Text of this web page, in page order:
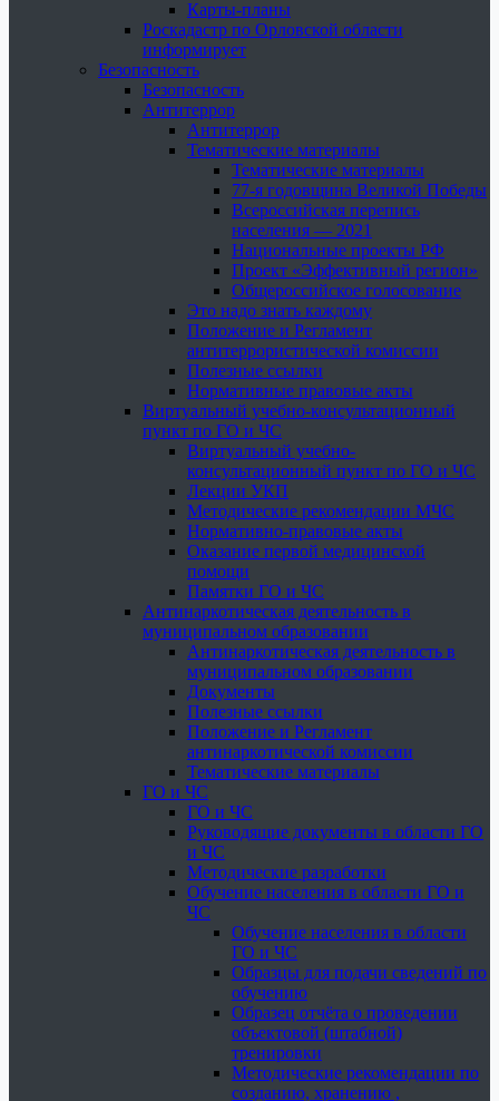
Карты-планы
Роскадастр по Орловской области
информирует
Безопасность
Безопасность
Антитеррор
Антитеррор
Тематические материалы
Тематические материалы
77-я годовщина Великой Победы
Всероссийская перепись
населения — 2021
Национальные проекты РФ
Проект «Эффективный регион»
Общероссийское голосование
Это надо знать каждому
Положение и Регламент
антитеррористической комиссии
Полезные ссылки
Нормативные правовые акты
Виртуальный учебно-консультационный
пункт по ГО и ЧС
Виртуальный учебно-
консультационный пункт по ГО и ЧС
Лекции УКП
Методические рекомендации МЧС
Нормативно-правовые акты
Оказание первой медицинской
помощи
Памятки ГО и ЧС
Антинаркотическая деятельность в
муниципальном образовании
Антинаркотическая деятельность в
муниципальном образовании
Документы
Полезные ссылки
Положение и Регламент
антинаркотической комиссии
Тематические материалы
ГО и ЧС
ГО и ЧС
Руководящие документы в области ГО
и ЧС
Методические разработки
Обучение населения в области ГО и
ЧС
Обучение населения в области
ГО и ЧС
Образцы для подачи сведений по
обучению
Образец отчёта о проведении
объектовой (штабной)
тренировки
Методические рекомендации по
созданию, хранению ,